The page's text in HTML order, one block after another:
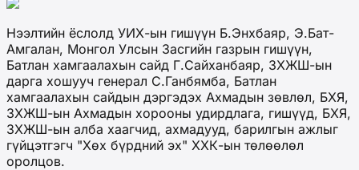
Нээлтийн ёслолд УИХ-ын гишүүн Б.Энхбаяр, Э.Бат-
Амгалан, Монгол Улсын Засгийн газрын гишүүн,
Батлан хамгаалахын сайд Г.Сайханбаяр, ЗХЖШ-ын
дарга хошууч генерал С.Ганбямба, Батлан
хамгаалахын сайдын дэргэдэх Ахмадын зөвлөл, БХЯ,
ЗХЖШ-ын Ахмадын хорооны удирдлага, гишүүд, БХЯ,
ЗХЖШ-ын алба хаагчид, ахмадууд, барилгын ажлыг
гүйцэтгэгч "Хөх бүрдний эх" ХХК-ын төлөөлөл
оролцов.